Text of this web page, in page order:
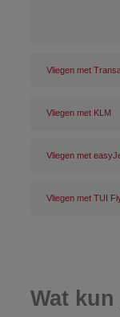
Vliegen met
Vliegen met KLM
Vliegen met
Vliegen met TUI
Wat